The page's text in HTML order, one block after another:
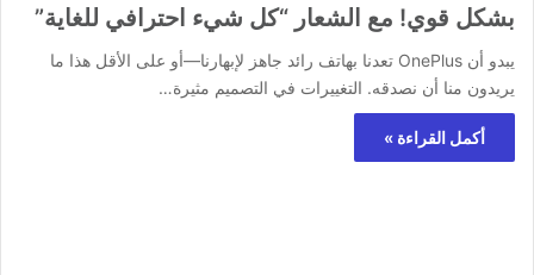
بشكل قوي! مع الشعار “كل شيء احترافي للغاية”
يبدو أن OnePlus تعدنا بهاتف رائد جاهز لإبهارنا—أو على الأقل هذا ما
يريدون منا أن نصدقه. التغييرات في التصميم مثيرة…
أكمل القراءة »